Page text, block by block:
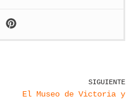
SIGUIENTE
El Museo de Victoria y